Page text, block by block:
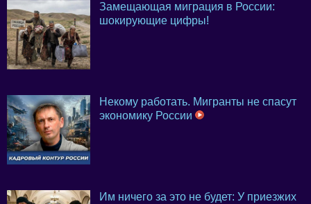
Замещающая миграция в России:
шокирующие цифры!
Некому работать. Мигранты не спасут
экономику России
Им ничего за это не будет: У приезжих